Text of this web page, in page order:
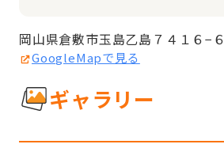
岡山県倉敷市玉島乙島７４１６−６
GoogleMapで見る
ギャラリー